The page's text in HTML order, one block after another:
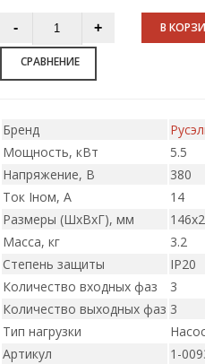
В
СРАВНЕНИЕ
Бренд
Мощность, кВт
5.5
Напряжение, В
380
Ток Iном, А
14
Размеры (ШxВxГ), мм
Масса, кг
3.2
Степень защиты
IP20
Количество входных фаз
3
Количество выходных фаз 3
Тип нагрузки
Артикул
1-